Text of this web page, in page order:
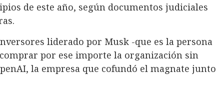
de este año, según documentos judiciales
liderado por Musk -que es la persona
por ese importe la organización sin
la empresa que cofundó el magnate junto